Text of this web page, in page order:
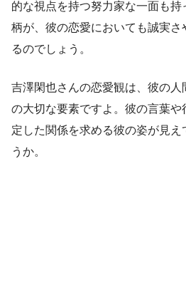
的な視点を持つ努力家な一面も持
柄が、彼の恋愛においても誠実
るのでしょう。
吉澤閑也さんの恋愛観は、彼の
の大切な要素ですよ。彼の言葉
定した関係を求める彼の姿が見え
うか。